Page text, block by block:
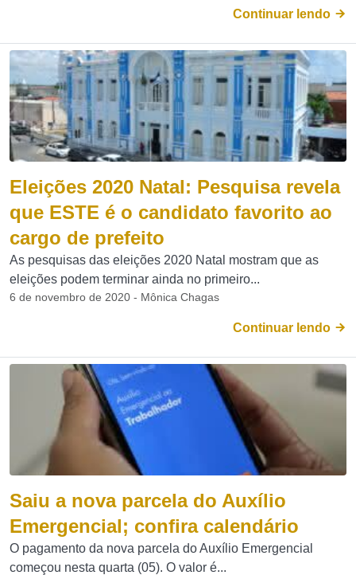
Continuar lendo
Eleições 2020 Natal: Pesquisa revela
que ESTE é o candidato favorito ao
cargo de prefeito
As pesquisas das eleições 2020 Natal mostram que as
eleições podem terminar ainda no primeiro...
6 de novembro de 2020 - Mônica Chagas
Continuar lendo
Saiu a nova parcela do Auxílio
Emergencial; confira calendário
O pagamento da nova parcela do Auxílio Emergencial
começou nesta quarta (05). O valor é...